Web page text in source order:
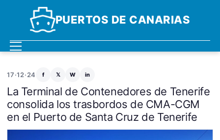
PUERTOS DE CANARIAS
17·12·24 f 𝕏 W in
La Terminal de Contenedores de Tenerife
consolida los trasbordos de CMA-CGM
en el Puerto de Santa Cruz de Tenerife